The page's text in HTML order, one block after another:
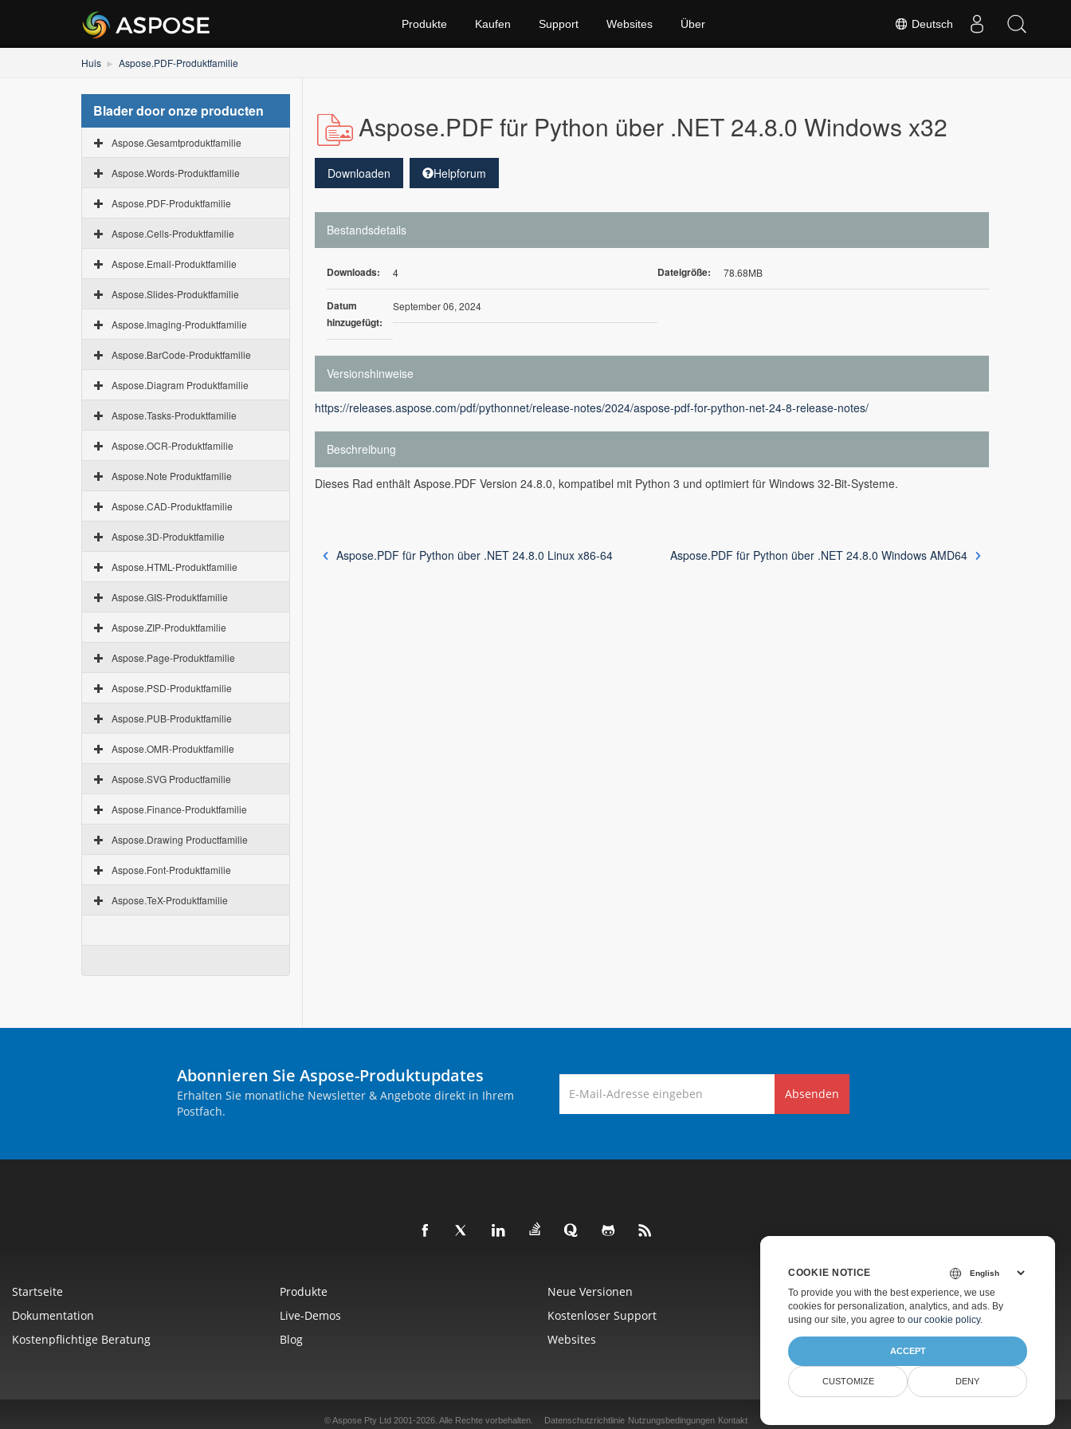
Deutsch
Produkte Kaufen Support Websites Über
Huis Aspose.PDF-Produktfamilie
Blader door onze producten
Aspose.Gesamtproduktfamilie
Aspose.Words-Produktfamilie
Aspose.PDF-Produktfamilie
Aspose.Cells-Produktfamilie
Aspose.Email-Produktfamilie
Aspose.Slides-Produktfamilie
Aspose.Imaging-Produktfamilie
Aspose.BarCode-Produktfamilie
Aspose.Diagram Produktfamilie
Aspose.Tasks-Produktfamilie
Aspose.OCR-Produktfamilie
Aspose.Note Produktfamilie
Aspose.CAD-Produktfamilie
Aspose.3D-Produktfamilie
Aspose.HTML-Produktfamilie
Aspose.GIS-Produktfamilie
Aspose.ZIP-Produktfamilie
Aspose.Page-Produktfamilie
Aspose.PSD-Produktfamilie
Aspose.PUB-Produktfamilie
Aspose.OMR-Produktfamilie
Aspose.SVG Productfamilie
Aspose.Finance-Produktfamilie
Aspose.Drawing Productfamilie
Aspose.Font-Produktfamilie
Aspose.TeX-Produktfamilie
Aspose.PDF für Python über .NET 24.8.0 Windows x32
Downloaden Helpforum
Bestandsdetails
Downloads: 4 Dateigröße: 78.68MB
Datum
hinzugefügt:
September 06, 2024
Versionshinweise
https://releases.aspose.com/pdf/pythonnet/release-notes/2024/aspose-pdf-for-python-net-24-8-release-notes/
Beschreibung
Dieses Rad enthält Aspose.PDF Version 24.8.0, kompatibel mit Python 3 und optimiert für Windows 32-Bit-Systeme.
Aspose.PDF für Python über .NET 24.8.0 Linux x86-64 Aspose.PDF für Python über .NET 24.8.0 Windows AMD64
Abonnieren Sie Aspose-Produktupdates
Erhalten Sie monatliche Newsletter & Angebote direkt in Ihrem
Postfach.
Absenden
Startseite Produkte Neue Versionen
Preise
Dokumentation
Live-Demos Kostenloser Support
Kostenpflichtiger Support
Kostenpflichtige Beratung
Blog Websites Über Uns
© Aspose Pty Ltd 2001-2026. Alle Rechte vorbehalten. Datenschutzrichtlinie Nutzungsbedingungen Kontakt
COOKIE NOTICE
To provide you with the best experience, we use
cookies for personalization, analytics, and ads. By
using our site, you agree to our cookie policy.
ACCEPT
CUSTOMIZE DENY